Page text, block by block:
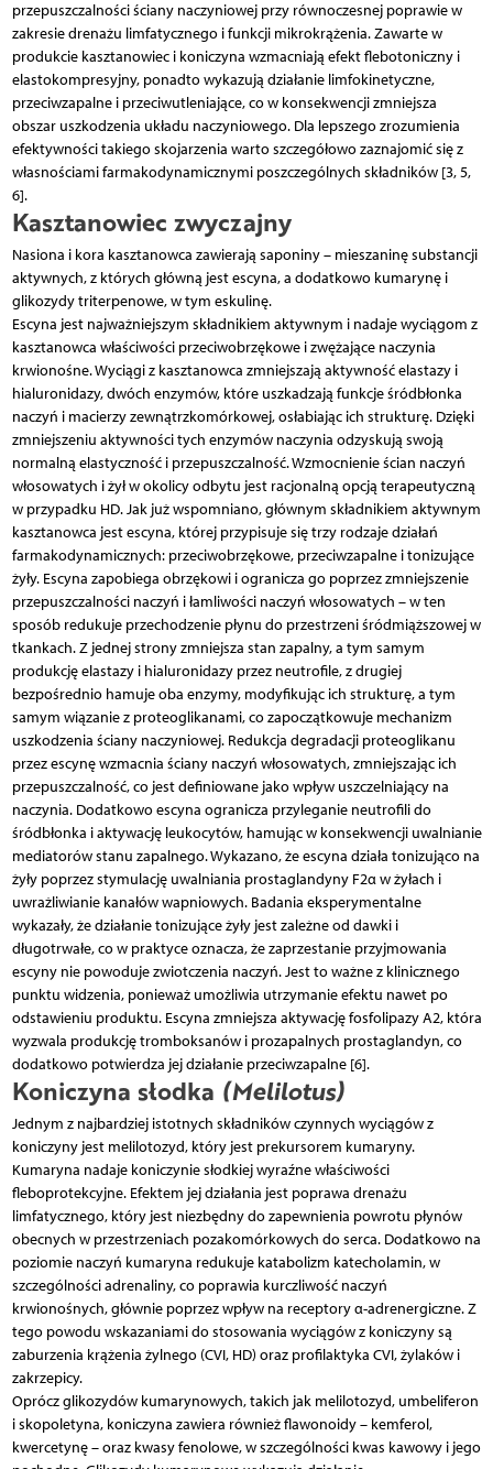
przepuszczalności ściany naczyniowej przy równoczesnej poprawie w
zakresie drenażu limfatycznego i funkcji mikrokrążenia. Zawarte w
produkcie kasztanowiec i koniczyna wzmacniają efekt flebotoniczny i
elastokompresyjny, ponadto wykazują działanie limfokinetyczne,
przeciwzapalne i przeciwutleniające, co w konsekwencji zmniejsza
obszar uszkodzenia układu naczyniowego. Dla lepszego zrozumienia
efektywności takiego skojarzenia warto szczegółowo zaznajomić się z
własnościami farmakodynamicznymi poszczególnych składników [3, 5,
6].
Kasztanowiec zwyczajny
Nasiona i kora kasztanowca zawierają saponiny – mieszaninę substancji
aktywnych, z których główną jest escyna, a dodatkowo kumarynę i
glikozydy triterpenowe, w tym eskulinę.
Escyna jest najważniejszym składnikiem aktywnym i nadaje wyciągom z
kasztanowca właściwości przeciwobrzękowe i zwężające naczynia
krwionoś­ne. Wyciągi z kasztanowca zmniejszają aktywność elastazy i
hialuronidazy, dwóch enzymów, które uszkadzają funkcje śródbłonka
naczyń i macierzy zewnątrzkomórkowej, osłabiając ich strukturę. Dzięki
zmniejszeniu aktywności tych enzymów naczynia odzyskują swoją
normalną elastyczność i przepuszczalność. Wzmocnienie ścian naczyń
włosowatych i żył w okolicy odbytu jest racjonalną opcją terapeutyczną
w przypadku HD. Jak już wspomniano, głównym składnikiem aktywnym
kasztanowca jest escyna, której przypisuje się trzy rodzaje działań
farmakodynamicznych: przeciwobrzękowe, przeciwzapalne i tonizujące
żyły. Escyna zapobiega obrzękowi i ogranicza go poprzez zmniejszenie
przepuszczalności naczyń i łamliwości naczyń włosowatych – w ten
sposób redukuje przechodzenie płynu do przestrzeni śródmiąższowej w
tkankach. Z jednej strony zmniejsza stan zapalny, a tym samym
produkcję elastazy i hialuronidazy przez neutrofile, z drugiej
bezpośrednio hamuje oba enzymy, modyfikując ich strukturę, a tym
samym wiązanie z proteoglikanami, co zapoczątkowuje mechanizm
uszkodzenia ściany naczyniowej. Redukcja degradacji proteo­glikanu
przez escynę wzmacnia ściany naczyń włosowatych, zmniejszając ich
przepuszczalność, co jest definiowane jako wpływ uszczelniający na
naczynia. Dodatkowo escyna ogranicza przyleganie neutrofili do
śródbłonka i aktywację leukocytów, hamując w konsekwencji uwalnianie
mediatorów stanu zapalnego. Wykazano, że escyna działa tonizująco na
żyły poprzez stymulację uwalniania prostaglandyny F2α w żyłach i
uwrażliwianie kanałów wapniowych. Badania eksperymentalne
wykazały, że działanie tonizujące żyły jest zależne od dawki i
długotrwałe, co w praktyce oznacza, że zaprzestanie przyjmowania
escyny nie powoduje zwiotczenia naczyń. Jest to ważne z klinicznego
punktu widzenia, ponieważ umożliwia utrzymanie efektu nawet po
odstawieniu produktu. Escyna zmniejsza aktywację fosfolipazy A2, która
wyzwala produkcję tromboksanów i prozapalnych prostaglandyn, co
dodatkowo potwierdza jej działanie przeciwzapalne [6].
Koniczyna słodka (Melilotus)
Jednym z najbardziej istotnych składników czynnych wyciągów z
koniczyny jest melilotozyd, który jest prekursorem kumaryny.
Kumaryna nadaje koniczynie słodkiej wyraźne właściwości
fleboprotekcyjne. Efektem jej działania jest poprawa drenażu
limfatycznego, który jest niezbędny do zapewnienia powrotu płynów
obecnych w przestrzeniach pozakomórkowych do serca. Dodatkowo na
poziomie naczyń kumaryna redukuje katabolizm katecholamin, w
szczególności adrenaliny, co poprawia kurczliwość naczyń
krwionośnych, głównie poprzez wpływ na receptory α-adrenergiczne. Z
tego powodu wskazaniami do stosowania wyciągów z koniczyny są
zaburzenia krążenia żylnego (CVI, HD) oraz profilaktyka CVI, żylaków i
zakrzepicy.
Oprócz glikozydów kumarynowych, takich jak melilotozyd, umbeliferon
i skopoletyna, koniczyna zawiera również flawonoidy – kemferol,
kwercetynę – oraz kwasy fenolowe, w szczególności kwas kawowy i jego